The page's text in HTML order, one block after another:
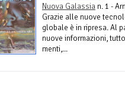
Nuova Galassia n. 1 -
Grazie alle nuove
globale è in ripresa. Al
nuove informazioni,
menti,...